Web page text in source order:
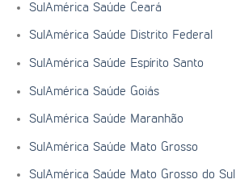
SulAmérica Saúde Ceará
SulAmérica Saúde Distrito Federal
SulAmérica Saúde Espírito Santo
SulAmérica Saúde Goiás
SulAmérica Saúde Maranhão
SulAmérica Saúde Mato Grosso
SulAmérica Saúde Mato Grosso do Sul